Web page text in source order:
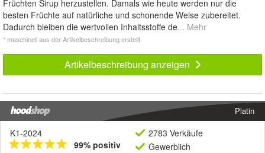
Früchten Sirup herzustellen. Damals wie heute werden nur die
besten Früchte auf natürliche und schonende Weise zubereitet.
Dadurch bleiben die wertvollen Inhaltsstoffe de... Mehr
* maschinell aus der Artikelbeschreibung erstellt
Artikelbeschreibung anzeigen
Platin
K1-2024
99% positiv
2783 Verkäufe
Gewerblich